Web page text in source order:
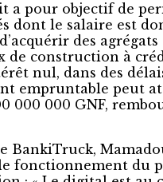
a pour objectif de
dont le salaire est
des agrégats
de construction à
nul, dans des
empruntable peut
000 000 GNF,
BankiTruck,
fonctionnement du